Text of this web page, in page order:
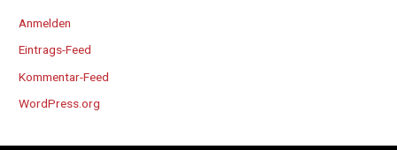
Anmelden
Eintrags-Feed
Kommentar-Feed
WordPress.org